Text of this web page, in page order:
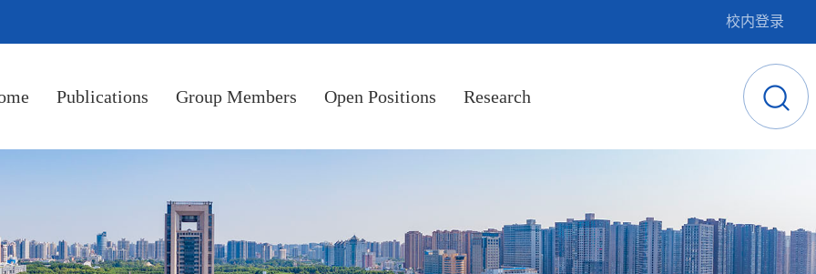
校内登录
Publications Group Members Open Positions Research